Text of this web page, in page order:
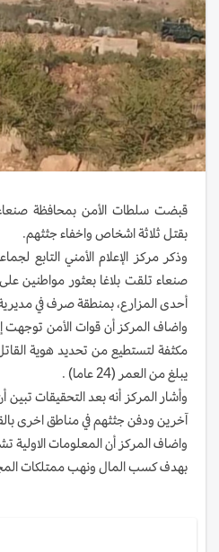
قبضت سلطات الأمن بمحافظة
بقتل ثلاثة اشخاص واخفاء جثثهم.
وذكر مركز الإعلام الأمني التابع
صنعاء تلقت بلاغا بعثور مواطنين
أحدى المزارع، بمنطقة صرف في
واضاف المركز أن قوات الأمن توجهت
مكثفة لتستطيع من تحديد هوية
يبلغ من العمر (24 عاما) .
وأشار المركز أنه بعد التحقيقات
آخرين ودفن جثثهم في مناطق اخرى
واضاف المركز أن المعلومات الاولية
بهدف كسب المال ونهب ممتلكات